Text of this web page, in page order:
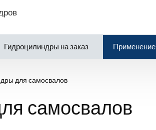
Гидроцилиндры на заказ Применение
для самосвалов
самосвалов